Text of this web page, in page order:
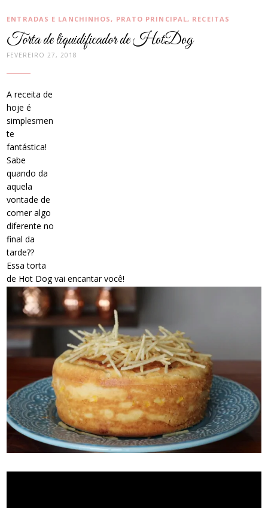
CATEGORIAS:
ENTRADAS E LANCHINHOS, PRATO PRINCIPAL, RECEITAS
Torta de liquidificador de HotDog
FEVEREIRO 27, 2018
A receita de
hoje é
simplesmen
te
fantástica!
Sabe
quando da
aquela
vontade de
comer algo
diferente no
final da
tarde??
Essa torta
de Hot Dog vai encantar você!